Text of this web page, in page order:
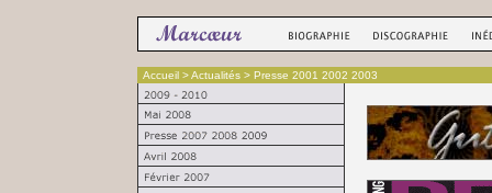
Accueil > Actualités > Presse 2001 2002 2003